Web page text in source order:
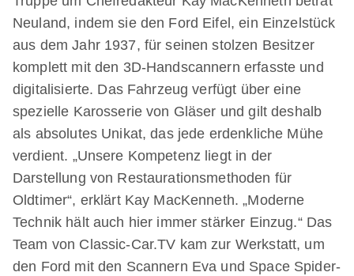
Neuland, indem sie den Ford Eifel, ein Einzelstück
aus dem Jahr 1937, für seinen stolzen Besitzer
komplett mit den 3D-Handscannern erfasste und
digitalisierte. Das Fahrzeug verfügt über eine
spezielle Karosserie von Gläser und gilt deshalb
als absolutes Unikat, das jede erdenkliche Mühe
verdient. „Unsere Kompetenz liegt in der
Darstellung von Restaurationsmethoden für
Oldtimer“, erklärt Kay MacKenneth. „Moderne
Technik hält auch hier immer stärker Einzug.“ Das
Team von Classic-Car.TV kam zur Werkstatt, um
den Ford mit den Scannern Eva und Space Spider-